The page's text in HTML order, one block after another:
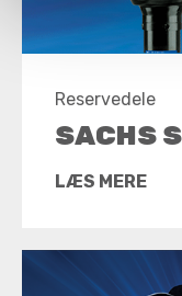
Reservedele
SACHS
LÆS MERE